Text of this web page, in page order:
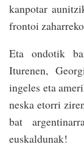
kanpotar
frontoi
Eta ondotik
Iturenen,
ingeles eta
neska etorri
bat
euskaldunak!